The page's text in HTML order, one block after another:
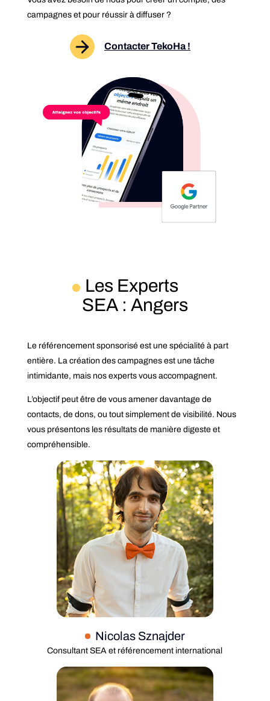
campagnes et pour réussir à diffuser ?
Contacter TekoHa !
Les Experts
SEA : Angers
Le référencement sponsorisé est une spécialité à part
entière. La création des campagnes est une tâche
intimidante, mais nos experts vous accompagnent.
L’objectif peut être de vous amener davantage de
contacts, de dons, ou tout simplement de visibilité. Nous
vous présentons les résultats de manière digeste et
compréhensible.
Nicolas Sznajder
Consultant SEA et référencement international